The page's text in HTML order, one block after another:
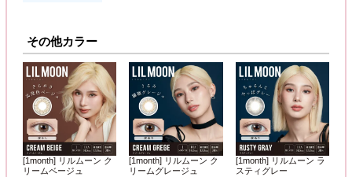
その他カラー
[1month] リルムーン ク
リームベージュ
[1month] リルムーン ク
リームグレージュ
[1month] リルムーン ラ
スティグレー